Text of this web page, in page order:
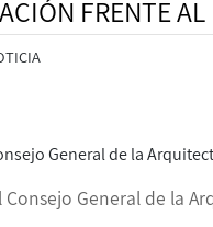
FRENTE AL
General de la
General de la